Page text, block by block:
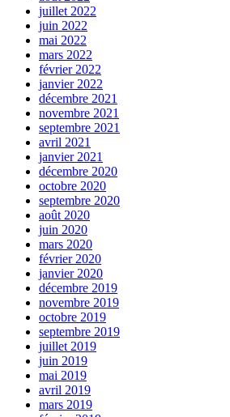
juillet 2022
juin 2022
mai 2022
mars 2022
février 2022
janvier 2022
décembre 2021
novembre 2021
septembre 2021
avril 2021
janvier 2021
décembre 2020
octobre 2020
septembre 2020
août 2020
juin 2020
mars 2020
février 2020
janvier 2020
décembre 2019
novembre 2019
octobre 2019
septembre 2019
juillet 2019
juin 2019
mai 2019
avril 2019
mars 2019